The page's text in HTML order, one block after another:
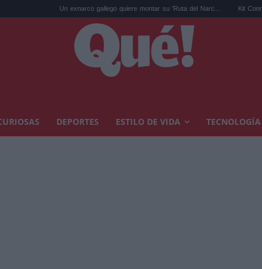
Un exnarco gallego quiere montar su 'Ruta del Narc... Kit Connor será
DEPORTES ESTILO DE VIDA TECNOLOGÍA